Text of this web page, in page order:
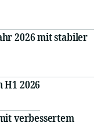
2026 mit stabiler
2026
verbessertem